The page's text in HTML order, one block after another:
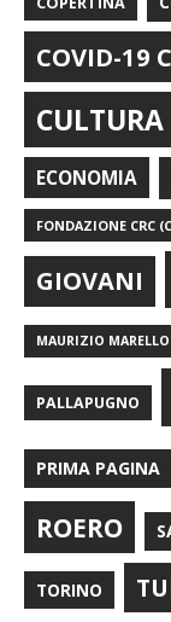
COVID-19
CULTURA
ECONOMIA
FONDAZIONE CRC
GIOVANI
MAURIZIO MARELLO
PALLAPUGNO
PRIMA PAGINA
ROERO
TORINO